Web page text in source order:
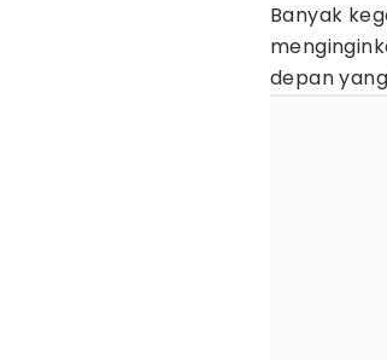
Banyak
depan